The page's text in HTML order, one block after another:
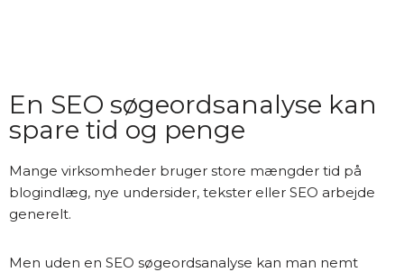
En SEO søgeordsanalyse kan
spare tid og penge
Mange virksomheder bruger store mængder tid på
blogindlæg, nye undersider, tekster eller SEO arbejde
generelt.
Men uden en SEO søgeordsanalyse kan man nemt